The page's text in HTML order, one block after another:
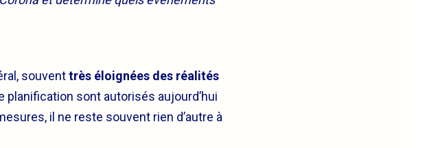
souventtrès éloignées des réalités
sont autorisés aujourd’hui
il ne reste souvent rien d’autre à